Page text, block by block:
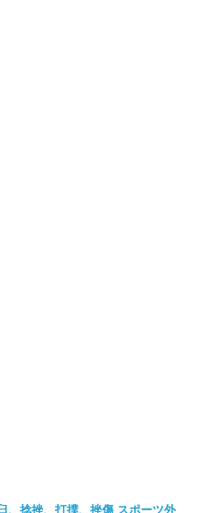
、捻挫、打撲、挫傷 スポーツ外